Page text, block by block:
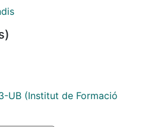
UB (Institut de Formació